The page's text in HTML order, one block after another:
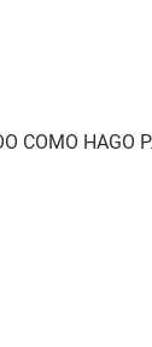
COMO HAGO